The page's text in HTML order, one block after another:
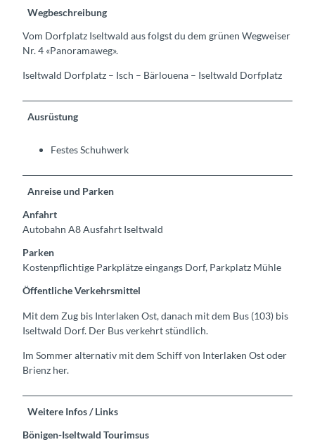
Wegbeschreibung
Vom Dorfplatz Iseltwald aus folgst du dem grünen Wegweiser
Nr. 4 «Panoramaweg».
Iseltwald Dorfplatz – Isch – Bärlouena – Iseltwald Dorfplatz
Ausrüstung
Festes Schuhwerk
Anreise und Parken
Anfahrt
Autobahn A8 Ausfahrt Iseltwald
Parken
Kostenpflichtige Parkplätze eingangs Dorf, Parkplatz Mühle
Öffentliche Verkehrsmittel
Mit dem Zug bis Interlaken Ost, danach mit dem Bus (103) bis
Iseltwald Dorf. Der Bus verkehrt stündlich.
Im Sommer alternativ mit dem Schiff von Interlaken Ost oder
Brienz her.
Weitere Infos / Links
Bönigen-Iseltwald Tourimsus